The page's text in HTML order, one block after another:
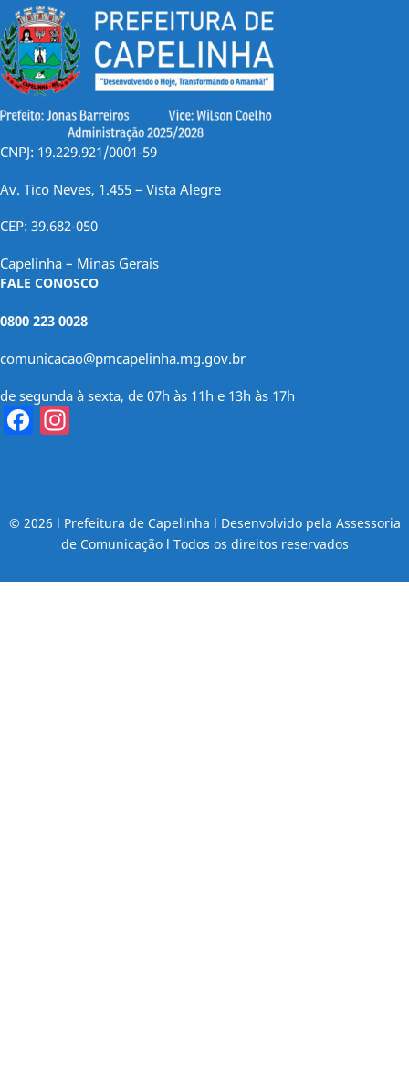
CNPJ: 19.229.921/0001-59
Av. Tico Neves, 1.455 – Vista Alegre
CEP: 39.682-050
Capelinha – Minas Gerais
FALE CONOSCO
0800 223 0028
comunicacao@pmcapelinha.mg.gov.br
de segunda à sexta, de 07h às 11h e 13h às 17h
Facebook
© 2026 l Prefeitura de Capelinha l Desenvolvido pela Assessoria
de Comunicação l Todos os direitos reservados